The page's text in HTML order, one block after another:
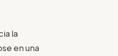
la
en una